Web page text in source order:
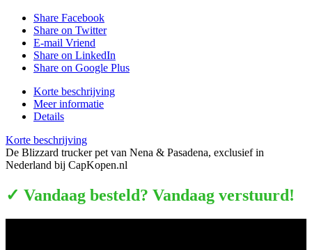
Share Facebook
Share on Twitter
E-mail Vriend
Share on LinkedIn
Share on Google Plus
Korte beschrijving
Meer informatie
Details
Korte beschrijving
De Blizzard trucker pet van Nena & Pasadena, exclusief in
Nederland bij CapKopen.nl
✓ Vandaag besteld? Vandaag verstuurd!